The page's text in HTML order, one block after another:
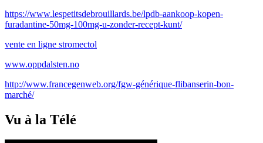
https://www.lespetitsdebrouillards.be/lpdb-aankoop-kopen-
furadantine-50mg-100mg-u-zonder-recept-kunt/
vente en ligne stromectol
www.oppdalsten.no
http://www.francegenweb.org/fgw-générique-flibanserin-bon-
marché/
Vu à la Télé